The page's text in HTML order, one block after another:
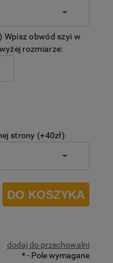
Wpisz obwód szyi w
rozmiarze:
strony (+40zł):
DO KOSZYKA
dodaj do przechowalni
*- Pole wymagane